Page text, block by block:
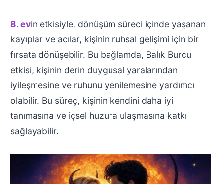
8. evin etkisiyle, dönüşüm süreci içinde yaşanan
kayıplar ve acılar, kişinin ruhsal gelişimi için bir
fırsata dönüşebilir. Bu bağlamda, Balık Burcu
etkisi, kişinin derin duygusal yaralarından
iyileşmesine ve ruhunu yenilemesine yardımcı
olabilir. Bu süreç, kişinin kendini daha iyi
tanımasına ve içsel huzura ulaşmasına katkı
sağlayabilir.